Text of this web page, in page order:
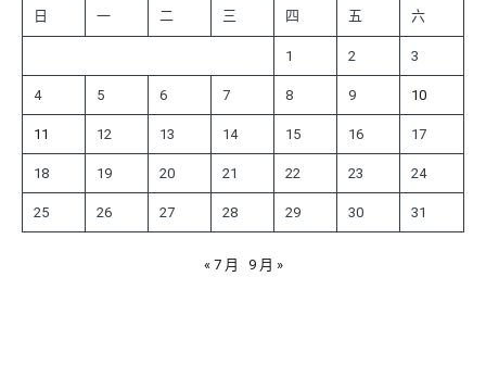
日 一 二 三 四 五 六
1 2 3
4 5 6 7 8 9 10
11 12 13 14 15 16 17
18 19 20 21 22 23 24
25 26 27 28 29 30 31
« 7 月 9 月 »